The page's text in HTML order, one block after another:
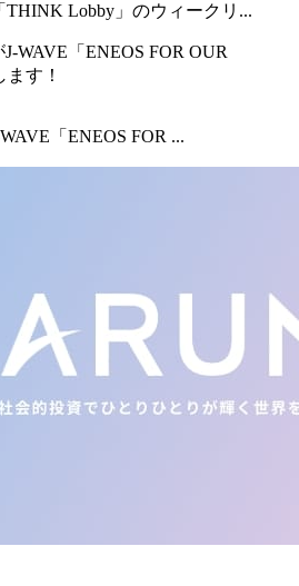
THINK Lobby」のウィークリ...
「ENEOS FOR ...